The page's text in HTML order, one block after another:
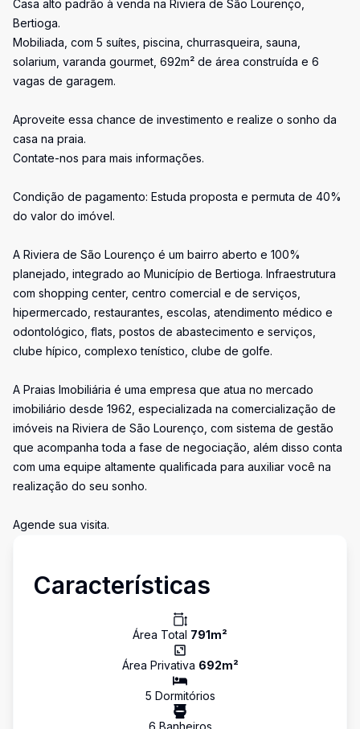
Casa alto padrão à venda na Riviera de São Lourenço,
Bertioga.
Mobiliada, com 5 suítes, piscina, churrasqueira, sauna,
solarium, varanda gourmet, 692m² de área construída e 6
vagas de garagem.
Aproveite essa chance de investimento e realize o sonho da
casa na praia.
Contate-nos para mais informações.
Condição de pagamento: Estuda proposta e permuta de 40%
do valor do imóvel.
A Riviera de São Lourenço é um bairro aberto e 100%
planejado, integrado ao Município de Bertioga. Infraestrutura
com shopping center, centro comercial e de serviços,
hipermercado, restaurantes, escolas, atendimento médico e
odontológico, flats, postos de abastecimento e serviços,
clube hípico, complexo tenístico, clube de golfe.
A Praias Imobiliária é uma empresa que atua no mercado
imobiliário desde 1962, especializada na comercialização de
imóveis na Riviera de São Lourenço, com sistema de gestão
que acompanha toda a fase de negociação, além disso conta
com uma equipe altamente qualificada para auxiliar você na
realização do seu sonho.
Agende sua visita.
Características
Área Total 791m²
Área Privativa 692m²
5 Dormitórios
6 Banheiros